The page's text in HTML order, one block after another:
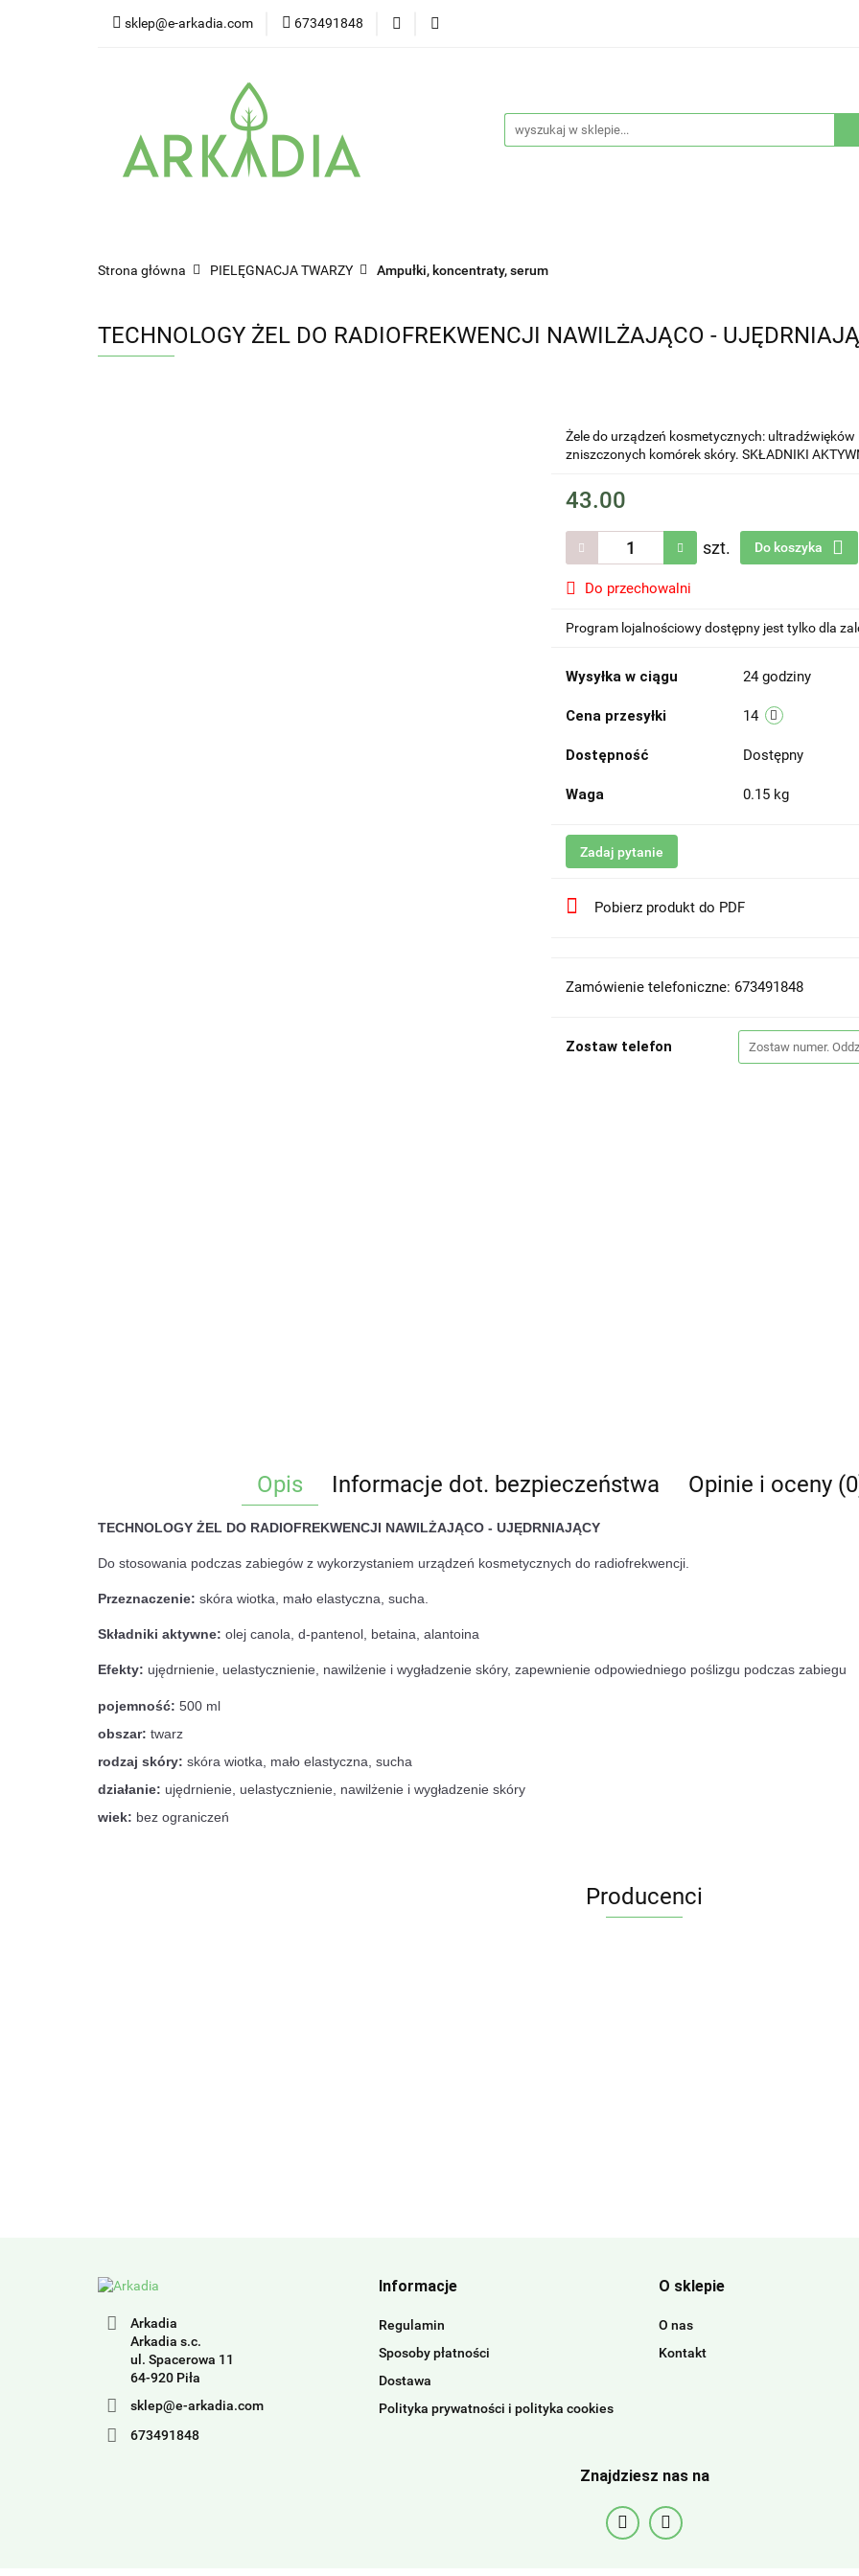
sklep@e-arkadia.com 673491848
Kategorie Producenci
Strona główna PIELĘGNACJA TWARZY Ampułki, koncentraty, serum
TECHNOLOGY ŻEL DO RADIOFREKWENCJI NAWILŻAJĄCO -
Żele do urządzeń kosmetycznych:
zniszczonych komórek skóry. SKŁADNIKI
43.00
szt. Do koszyka
Do przechowalni
Program lojalnościowy dostępny jest tylko dla
Wysyłka w ciągu 24 godziny
Cena przesyłki 14
Dostępność Dostępny
Waga 0.15 kg
Zadaj pytanie
Pobierz produkt do PDF
Zamówienie telefoniczne: 673491848
Zostaw telefon
Opis Informacje dot. bezpieczeństwa Opinie i oceny
TECHNOLOGY ŻEL DO RADIOFREKWENCJI NAWILŻAJĄCO - UJĘDRNIAJĄCY
Do stosowania podczas zabiegów z wykorzystaniem urządzeń kosmetycznych do radiofrekwencji.
Przeznaczenie: skóra wiotka, mało elastyczna, sucha.
Składniki aktywne: olej canola, d-pantenol, betaina, alantoina
Efekty: ujędrnienie, uelastycznienie, nawilżenie i wygładzenie skóry, zapewnienie odpowiedniego poślizgu podczas zabiegu
pojemność: 500 ml
obszar: twarz
rodzaj skóry: skóra wiotka, mało elastyczna, sucha
działanie: ujędrnienie, uelastycznienie, nawilżenie i wygładzenie skóry
wiek: bez ograniczeń
Producenci
Arkadia
Arkadia s.c.
ul. Spacerowa 11
64-920 Piła
sklep@e-arkadia.com
673491848
Informacje
Regulamin
Sposoby płatności
Dostawa
Polityka prywatności i polityka cookies
O sklepie
O nas
Kontakt
Znajdziesz nas na